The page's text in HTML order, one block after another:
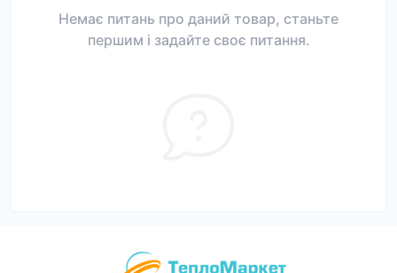
Немає питань про даний товар, станьте
першим і задайте своє питання.